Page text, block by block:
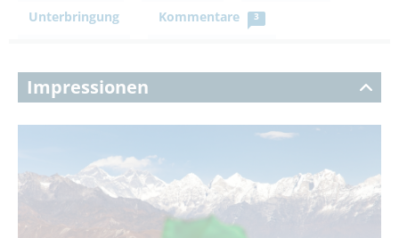
Unterbringung
Kommentare 3
Impressionen